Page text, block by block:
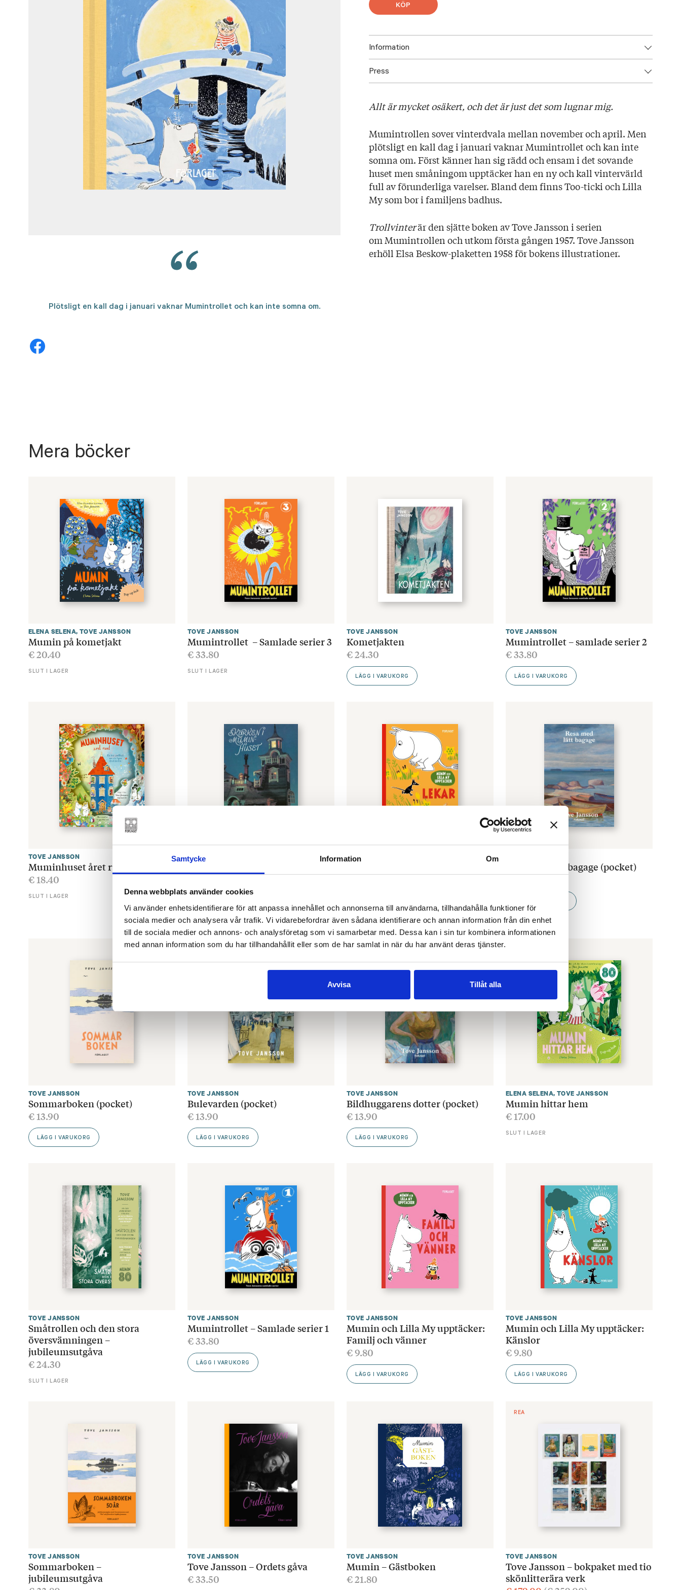
Samtycke Information Om
Denna webbplats använder cookies
Vi använder enhetsidentifierare för att anpassa innehållet och annonserna till användarna, tillhandahålla funktioner för
sociala medier och analysera vår trafik. Vi vidarebefordrar även sådana identifierare och annan information från din enhet
till de sociala medier och annons- och analysföretag som vi samarbetar med. Dessa kan i sin tur kombinera informationen
med annan information som du har tillhandahållit eller som de har samlat in när du har använt deras tjänster.
Avvisa Tillåt alla
Plötsligt en kall dag i januari vaknar Mumintrollet och kan inte somna om.
KÖP
Information
ISBN: 9789523330900
Titel: Trollvinter
Språk: Svenska
Sidantal: 133
Format: Inbunden
Press
Allt är mycket osäkert, och det är just det som lugnar mig.
Mumintrollen sover vinterdvala mellan november och april. Men
plötsligt en kall dag i januari vaknar Mumintrollet och kan inte
somna om. Först känner han sig rädd och ensam i det sovande
huset men småningom upptäcker han en ny och kall vintervärld
full av förunderliga varelser. Bland dem finns Too-ticki och Lilla
My som bor i familjens badhus.
Trollvinterär den sjätte boken av Tove Jansson i serien
om Mumintrollen och utkom första gången 1957. Tove Jansson
erhöll Elsa Beskow-plaketten 1958 för bokens illustrationer.
Mera böcker
ELENA SELENA, TOVE JANSSON
Mumin på kometjakt
€20.40
SLUT I LAGER
TOVE JANSSON
Mumintrollet – Samlade serier 3
€33.80
SLUT I LAGER
TOVE JANSSON
Kometjakten
€24.30
LÄGG I VARUKORG
TOVE JANSSON
Mumintrollet – samlade serier 2
€33.80
LÄGG I VARUKORG
TOVE JANSSON
Muminhuset året runt
€18.40
SLUT I LAGER
TOVE JANSSON
Skurken i Muminhuset
€25.80
TOVE JANSSON
Lekar
Resa med lätt bagage (pocket)
€13.90
TOVE JANSSON
Sommarboken (pocket)
€13.90
LÄGG I VARUKORG
TOVE JANSSON
Bulevarden (pocket)
€13.90
LÄGG I VARUKORG
TOVE JANSSON
Bildhuggarens dotter (pocket)
€13.90
LÄGG I VARUKORG
ELENA SELENA, TOVE JANSSON
Mumin hittar hem
€17.00
SLUT I LAGER
TOVE JANSSON
Småtrollen och den stora
översvämningen –
jubileumsutgåva
€24.30
SLUT I LAGER
TOVE JANSSON
Mumintrollet – Samlade serier 1
€33.80
LÄGG I VARUKORG
TOVE JANSSON
Mumin och Lilla My upptäcker:
Familj och vänner
€9.80
LÄGG I VARUKORG
TOVE JANSSON
Mumin och Lilla My upptäcker:
Känslor
€9.80
LÄGG I VARUKORG
TOVE JANSSON
Sommarboken –
jubileumsutgåva
TOVE JANSSON
Tove Jansson – Ordets gåva
€33.50
TOVE JANSSON
Mumin – Gästboken
€21.80
REA
TOVE JANSSON
Tove Jansson – bokpaket med tio
skönlitterära verk